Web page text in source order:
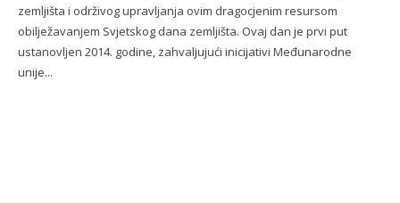
zemljišta i održivog upravljanja ovim dragocjenim resursom
obilježavanjem Svjetskog dana zemljišta. Ovaj dan je prvi put
ustanovljen 2014. godine, zahvaljujući inicijativi Međunarodne
unije...